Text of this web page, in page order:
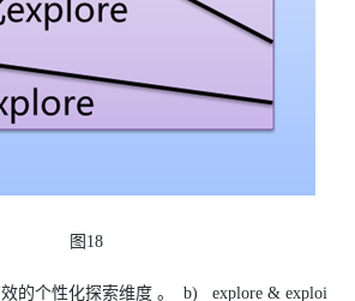
图18
的个性化探索维度 。 b) explore & exploi